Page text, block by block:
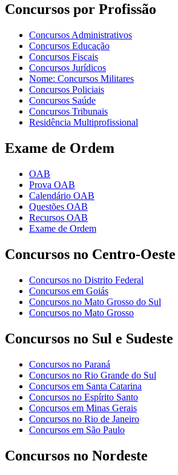
Concursos por Profissão
Concursos Administrativos
Concursos Educação
Concursos Fiscais
Concursos Jurídicos
Nome: Concursos Militares
Concursos Policiais
Concursos Saúde
Concursos Tribunais
Residência Multiprofissional
Exame de Ordem
OAB
Prova OAB
Calendário OAB
Questões OAB
Recursos OAB
Exame de Ordem
Concursos no Centro-Oeste
Concursos no Distrito Federal
Concursos em Goiás
Concursos no Mato Grosso do Sul
Concursos no Mato Grosso
Concursos no Sul e Sudeste
Concursos no Paraná
Concursos no Rio Grande do Sul
Concursos em Santa Catarina
Concursos no Espírito Santo
Concursos em Minas Gerais
Concursos no Rio de Janeiro
Concursos em São Paulo
Concursos no Nordeste